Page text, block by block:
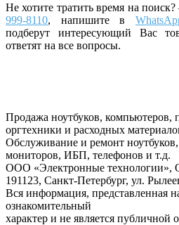
Не хотите тратить время на
999-8110, напишитев
подберут интересующий Вас
ответят на все вопросы.
Продажа ноутбуков, компьютеров,
оргтехники и расходных
Обслуживание и ремонт
мониторов, ИБП, телефонов и т.д.
ООО «Электронные технологии»,
191123, Санкт-Петербург, ул.
Вся информация, представленная
ознакомительный
характер и не является публичной